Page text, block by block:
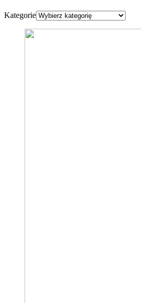
Kategorie